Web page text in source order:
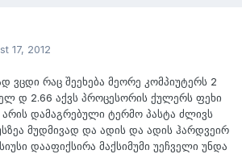
17, 2012
ვცდი რაც შეეხება მეორე კომპიუტერს 2
დ 2.66 აქვს პროცესორის ქულერს ფეხი
დამაგრებული ტერმო პასტა ძლივს
მუდმივად და ადის და ადის ჰარდვეირ
დააფიქსირა მაქსიმუმი უეჩველი უნდა